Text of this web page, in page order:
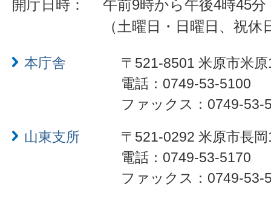
開庁日時：
午前9時から午後4時45分
（土曜日・日曜日、祝
本庁舎
〒521-8501 米原市米
電話：0749-53-5100
ファックス：0749-53-
山東支所
〒521-0292 米原市長
電話：0749-53-5170
ファックス：0749-53-